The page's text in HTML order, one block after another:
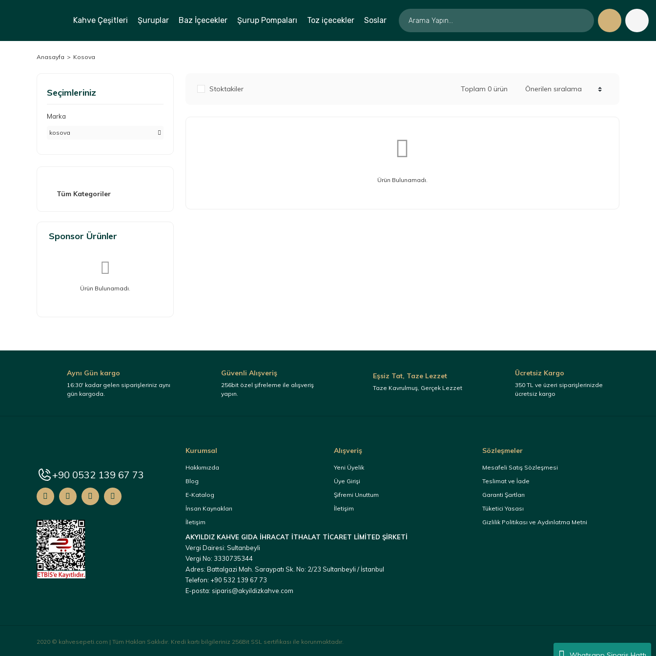
Kahve Çeşitleri Şuruplar Baz İçecekler Şurup Pompaları Toz içecekler Soslar
Anasayfa Kosova
Seçimleriniz
Marka
kosova
Tüm Kategoriler
Sponsor Ürünler
Ürün Bulunamadı.
Stoktakiler Toplam 0 ürün
Ürün Bulunamadı.
Aynı Gün kargo
16:30' kadar gelen siparişleriniz aynı
gün kargoda.
Güvenli Alışveriş
256bit özel şifreleme ile alışveriş
yapın.
Eşsiz Tat, Taze Lezzet
Taze Kavrulmuş, Gerçek Lezzet
Ücretsiz Kargo
350 TL ve üzeri siparişlerinizde
ücretsiz kargo
+90 0532 139 67 73
Kurumsal
Hakkımızda
Blog
E-Katalog
İnsan Kaynakları
İletişim
Alışveriş
Yeni Üyelik
Üye Girişi
Şifremi Unuttum
İletişim
Sözleşmeler
Mesafeli Satış Sözleşmesi
Teslimat ve İade
Garanti Şartları
Tüketici Yasası
Gizlilik Politikası ve Aydınlatma Metni
AKYILDIZ KAHVE GIDA İHRACAT İTHALAT TİCARET LİMİTED ŞİRKETİ
Vergi Dairesi: Sultanbeyli
Vergi No: 3330735344
Adres: Battalgazi Mah. Saraypatı Sk. No: 2/23 Sultanbeyli / İstanbul
Telefon: +90 532 139 67 73
E-posta: siparis@akyildizkahve.com
2020 © kahvesepeti.com | Tüm Hakları Saklıdır. Kredi kartı bilgileriniz 256Bit SSL sertifikası ile korunmaktadır.